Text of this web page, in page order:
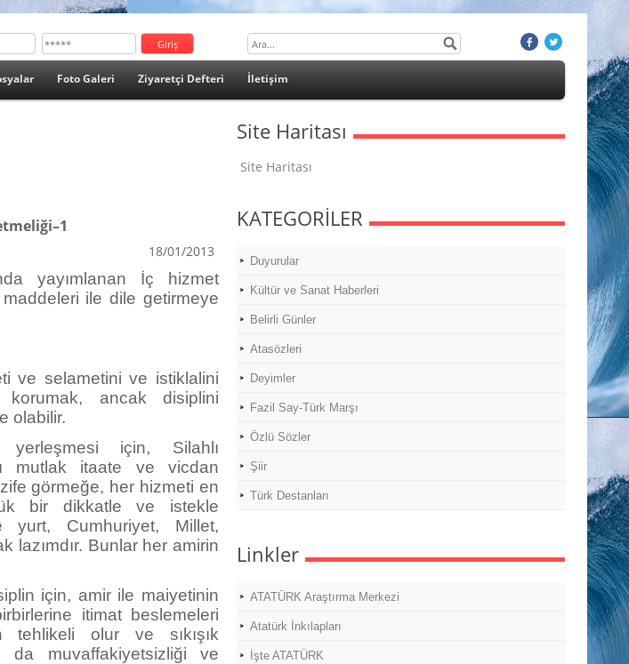
Foto Galeri Ziyaretçi Defteri İletişim
18/01/2013
yayımlanan İç hizmet
ile dile getirmeye
ve selametini ve istiklalini
ancak disiplini
olabilir.
yerleşmesi için, Silahlı
mutlak itaate ve vicdan
görmeğe, her hizmeti en
bir dikkatle ve istekle
yurt, Cumhuriyet, Millet,
lazımdır. Bunlar her amirin
için, amir ile maiyetinin
itimat beslemeleri
tehlikeli olur ve sıkışık
da muvaffakiyetsizliği ve
Site Haritası
Site Haritası
KATEGORİLER
Duyurular
Kültür ve Sanat Haberleri
Belirli Günler
Atasözleri
Deyimler
Fazil Say-Türk Marşı
Özlü Sözler
Şiir
Türk Destanları
Linkler
ATATÜRK Araştırma Merkezi
Atatürk İnkılapları
İşte ATATÜRK